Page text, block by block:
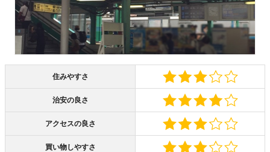
住みやすさ
治安の良さ
アクセスの良さ
買い物しやすさ